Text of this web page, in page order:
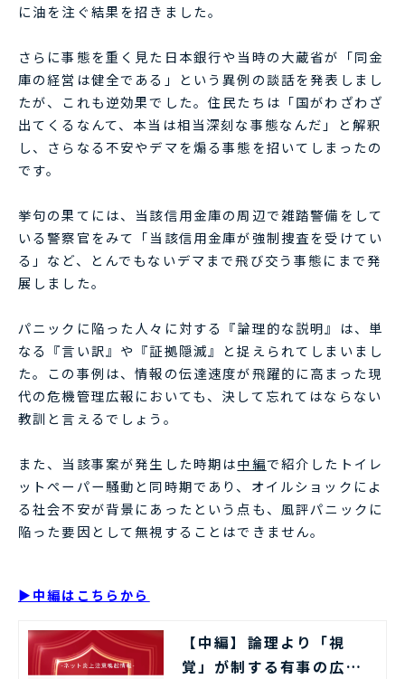
に油を注ぐ結果を招きました。
さらに事態を重く見た日本銀行や当時の大蔵省が「同金
庫の経営は健全である」という異例の談話を発表しまし
たが、これも逆効果でした。住民たちは「国がわざわざ
出てくるなんて、本当は相当深刻な事態なんだ」と解釈
し、さらなる不安やデマを煽る事態を招いてしまったの
です。
挙句の果てには、当該信用金庫の周辺で雑踏警備をして
いる警察官をみて「当該信用金庫が強制捜査を受けてい
る」など、とんでもないデマまで飛び交う事態にまで発
展しました。
パニックに陥った人々に対する『論理的な説明』は、単
なる『言い訳』や『証拠隠滅』と捉えられてしまいまし
た。この事例は、情報の伝達速度が飛躍的に高まった現
代の危機管理広報においても、決して忘れてはならない
教訓と言えるでしょう。
また、当該事案が発生した時期は中編で紹介したトイレ
ットぺーパー騒動と同時期であり、オイルショックによ
る社会不安が背景にあったという点も、風評パニックに
陥った要因として無視することはできません。
▶中編はこちらから
【中編】論理より「視
覚」が制する有事の広報